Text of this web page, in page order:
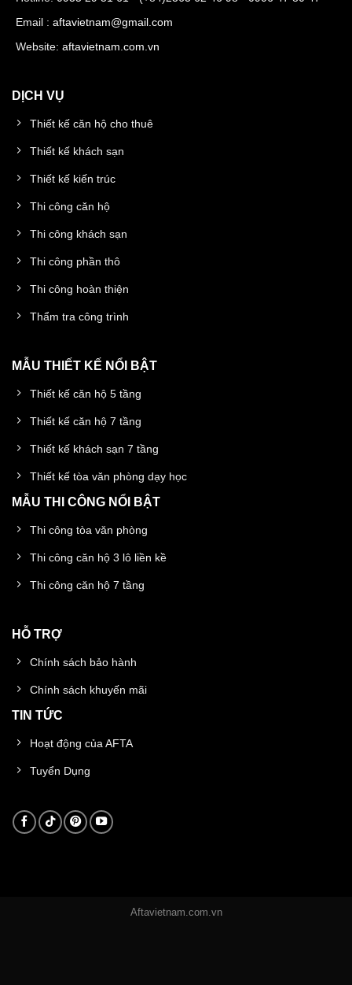
Email : aftavietnam@gmail.com
Website: aftavietnam.com.vn
DỊCH VỤ
Thiết kế căn hộ cho thuê
Thiết kế khách sạn
Thiết kế kiến trúc
Thi công căn hộ
Thi công khách sạn
Thi công phần thô
Thi công hoàn thiện
Thẩm tra công trình
MẪU THIẾT KẾ NỔI BẬT
Thiết kế căn hộ 5 tầng
Thiết kế căn hộ 7 tầng
Thiết kế khách sạn 7 tầng
Thiết kế tòa văn phòng dạy học
MẪU THI CÔNG NỔI BẬT
Thi công tòa văn phòng
Thi công căn hộ 3 lô liền kề
Thi công căn hộ 7 tầng
HỖ TRỢ
Chính sách bảo hành
Chính sách khuyến mãi
TIN TỨC
Hoạt động của AFTA
Tuyển Dụng
Aftavietnam.com.vn